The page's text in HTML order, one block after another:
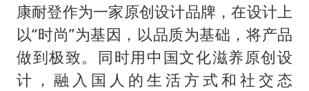
康耐登作为一家原创设计品牌，在设计上
以“时尚”为基因，以品质为基础，将产品
做到极致。同时用中国文化滋养原创设
计，融入国人的生活方式和社交态